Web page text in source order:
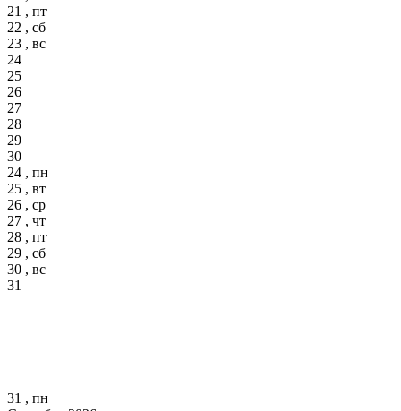
21 , пт
22 , сб
23 , вс
24
25
26
27
28
29
30
24 , пн
25 , вт
26 , ср
27 , чт
28 , пт
29 , сб
30 , вс
31
31 , пн